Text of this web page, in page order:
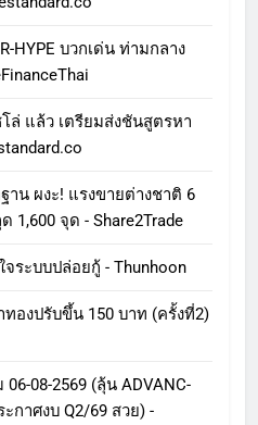
HYPE บวกเด่น ท่ามกลาง
ล่ แล้ว เตรียมส่งชันสูตรหา
น ผงะ! แรงขายต่างชาติ 6
1,600 จุด - Share2Trade
จระบบปล่อยกู้ - Thunhoon
องปรับขึ้น 150 บาท (ครั้งที่2)
08-2569 (ลุ้น ADVANC-
กาศงบ Q2/69 สวย) -